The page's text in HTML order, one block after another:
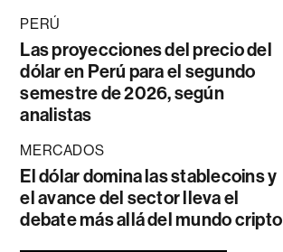
PERÚ
Las proyecciones del precio del
dólar en Perú para el segundo
semestre de 2026, según
analistas
MERCADOS
El dólar domina las stablecoins y
el avance del sector lleva el
debate más allá del mundo cripto